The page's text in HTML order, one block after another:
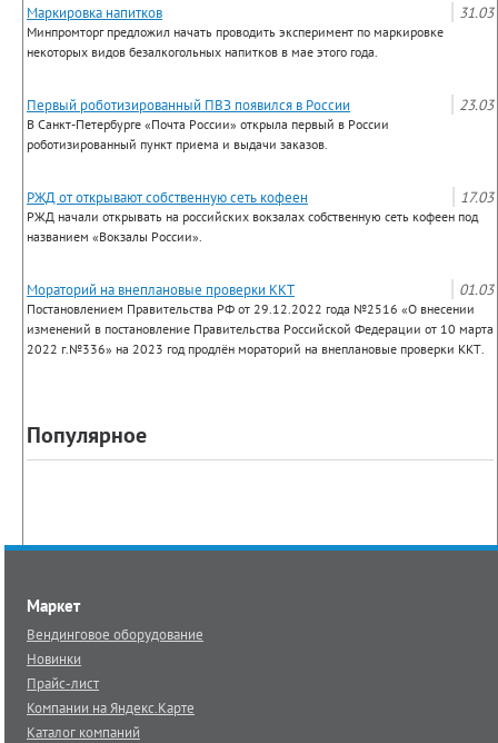
31.03
Маркировка напитков
Минпромторг предложил начать проводить эксперимент по маркировке
некоторых видов безалкогольных напитков в мае этого года.
23.03
Первый роботизированный ПВЗ появился в России
В Санкт-Петербурге «Почта России» открыла первый в России
роботизированный пункт приема и выдачи заказов.
17.03
РЖД от открывают собственную сеть кофеен
РЖД начали открывать на российских вокзалах собственную сеть кофеен под
названием «Вокзалы России».
01.03
Мораторий на внеплановые проверки ККТ
Постановлением Правительства РФ от 29.12.2022 года №2516 «О внесении
изменений в постановление Правительства Российской Федерации от 10 марта
2022 г.№336» на 2023 год продлён мораторий на внеплановые проверки ККТ.
Популярное
Маркет
Вендинговое оборудование
Новинки
Прайс-лист
Компании на Яндекс.Карте
Каталог компаний